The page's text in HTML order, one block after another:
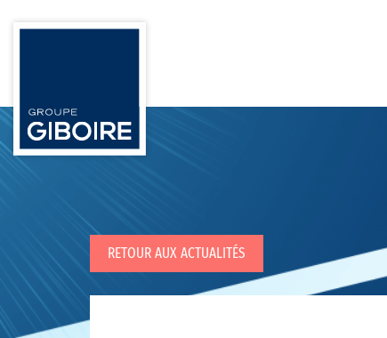
RETOUR AUX ACTUALITÉS